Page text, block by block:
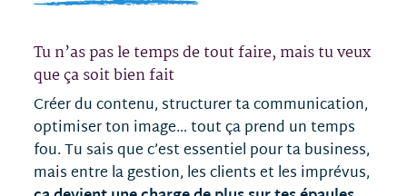
Tu n’as pas le temps de tout faire, mais tu veux
que ça soit bien fait
Créer du contenu, structurer ta communication,
optimiser ton image… tout ça prend un temps
fou. Tu sais que c’est essentiel pour ta business,
mais entre la gestion, les clients et les imprévus,